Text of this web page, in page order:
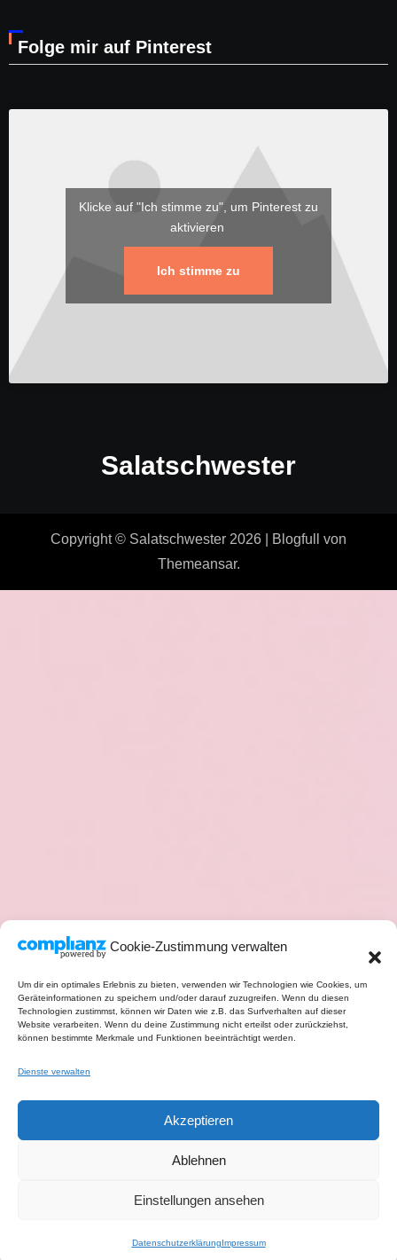
Cookie-Zustimmung verwalten
Um dir ein optimales Erlebnis zu bieten, verwenden wir Technologien wie Cookies, um
Geräteinformationen zu speichern und/oder darauf zuzugreifen. Wenn du diesen
Technologien zustimmst, können wir Daten wie z.B. das Surfverhalten auf dieser
Website verarbeiten. Wenn du deine Zustimmung nicht erteilst oder zurückziehst,
können bestimmte Merkmale und Funktionen beeinträchtigt werden.
Dienste verwalten
Akzeptieren
Ablehnen
Einstellungen ansehen
DatenschutzerklärungImpressum
Folge mir auf Pinterest
Klicke auf "Ich stimme zu", um Pinterest zu
aktivieren
Ich stimme zu
Salatschwester
Copyright © Salatschwester 2026 Blogfull
von
Themeansar.